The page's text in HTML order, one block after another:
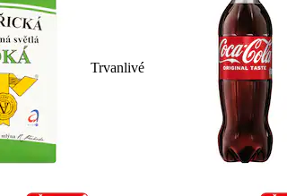
Trvanlivé